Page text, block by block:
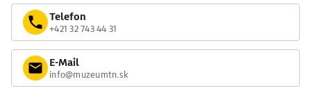
Telefon
+421 32 743 44 31
E-Mail
info@muzeumtn.sk